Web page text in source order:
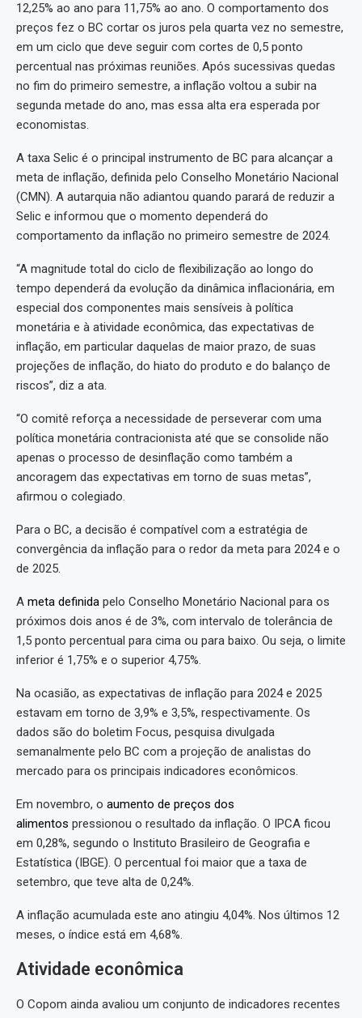
12,25% ao ano para 11,75% ao ano. O comportamento dos
preços fez o BC cortar os juros pela quarta vez no semestre,
em um ciclo que deve seguir com cortes de 0,5 ponto
percentual nas próximas reuniões. Após sucessivas quedas
no fim do primeiro semestre, a inflação voltou a subir na
segunda metade do ano, mas essa alta era esperada por
economistas.
A taxa Selic é o principal instrumento de BC para alcançar a
meta de inflação, definida pelo Conselho Monetário Nacional
(CMN). A autarquia não adiantou quando parará de reduzir a
Selic e informou que o momento dependerá do
comportamento da inflação no primeiro semestre de 2024.
“A magnitude total do ciclo de flexibilização ao longo do
tempo dependerá da evolução da dinâmica inflacionária, em
especial dos componentes mais sensíveis à política
monetária e à atividade econômica, das expectativas de
inflação, em particular daquelas de maior prazo, de suas
projeções de inflação, do hiato do produto e do balanço de
riscos”, diz a ata.
“O comitê reforça a necessidade de perseverar com uma
política monetária contracionista até que se consolide não
apenas o processo de desinflação como também a
ancoragem das expectativas em torno de suas metas”,
afirmou o colegiado.
Para o BC, a decisão é compatível com a estratégia de
convergência da inflação para o redor da meta para 2024 e o
de 2025.
A meta definida pelo Conselho Monetário Nacional para os
próximos dois anos é de 3%, com intervalo de tolerância de
1,5 ponto percentual para cima ou para baixo. Ou seja, o limite
inferior é 1,75% e o superior 4,75%.
Na ocasião, as expectativas de inflação para 2024 e 2025
estavam em torno de 3,9% e 3,5%, respectivamente. Os
dados são do boletim Focus, pesquisa divulgada
semanalmente pelo BC com a projeção de analistas do
mercado para os principais indicadores econômicos.
Em novembro, o aumento de preços dos
alimentos pressionou o resultado da inflação. O IPCA ficou
em 0,28%, segundo o Instituto Brasileiro de Geografia e
Estatística (IBGE). O percentual foi maior que a taxa de
setembro, que teve alta de 0,24%.
A inflação acumulada este ano atingiu 4,04%. Nos últimos 12
meses, o índice está em 4,68%.
Atividade econômica
O Copom ainda avaliou um conjunto de indicadores recentes